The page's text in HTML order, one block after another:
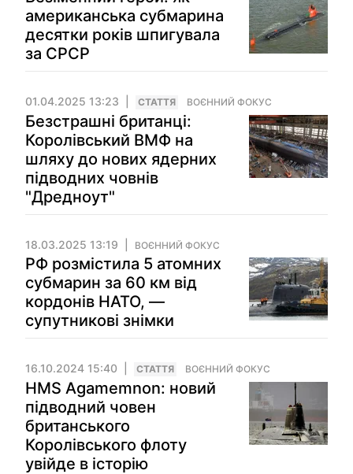
американська субмарина
десятки років шпигувала
за СРСР
01.04.2025 13:23 СТАТТЯ ВОЄННИЙ ФОКУС
Безстрашні британці:
Королівський ВМФ на
шляху до нових ядерних
підводних човнів
"Дредноут"
18.03.2025 13:19 ВОЄННИЙ ФОКУС
РФ розмістила 5 атомних
субмарин за 60 км від
кордонів НАТО, —
супутникові знімки
16.10.2024 15:40 СТАТТЯ ВОЄННИЙ ФОКУС
HMS Agamemnon: новий
підводний човен
британського
Королівського флоту
увійде в історію